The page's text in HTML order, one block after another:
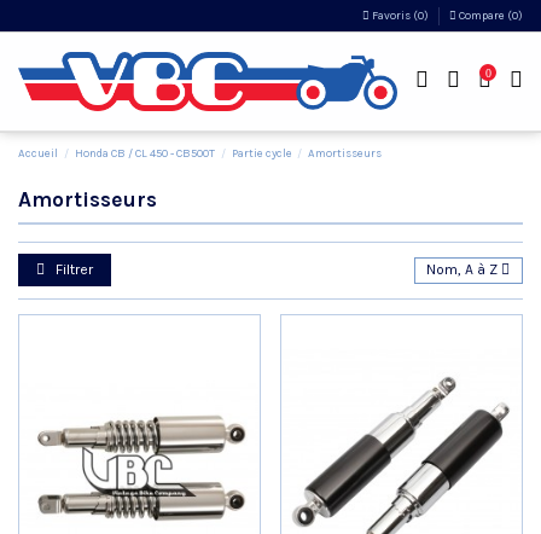
Favoris (0) Compare (0)
0
Accueil Honda CB / CL 450 - CB500T Partie cycle Amortisseurs
Amortisseurs
Filtrer Nom, A à Z